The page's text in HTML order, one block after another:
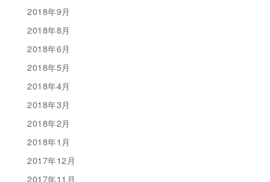
2018年9月
2018年8月
2018年6月
2018年5月
2018年4月
2018年3月
2018年2月
2018年1月
2017年12月
2017年11月